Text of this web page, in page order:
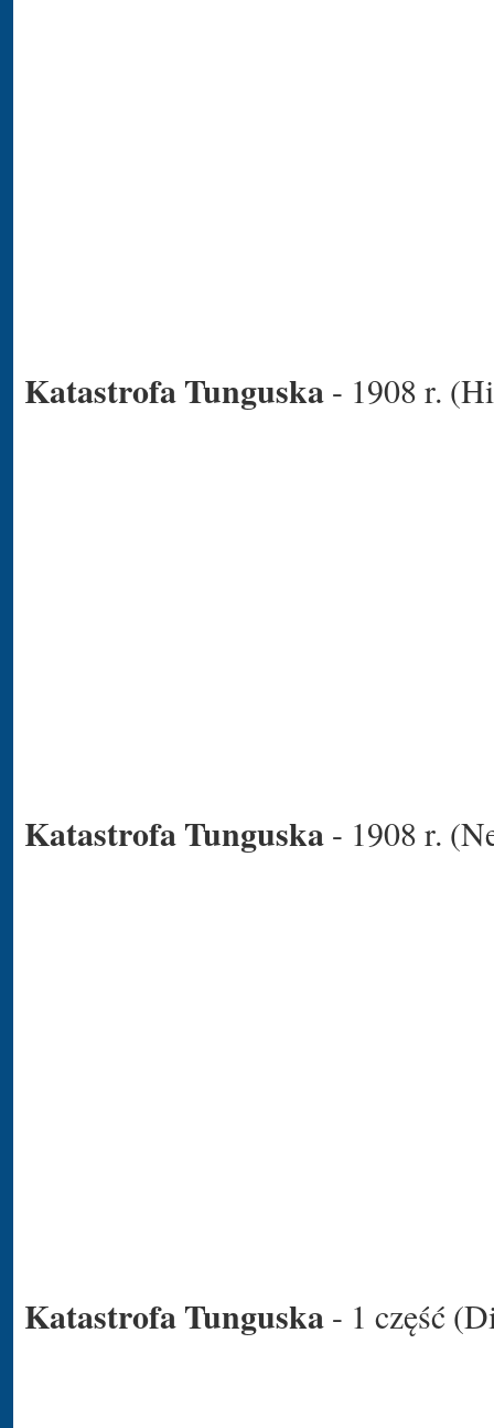
Katastrofa Tunguska - 1908 r.
Katastrofa Tunguska - 1908 r.
Katastrofa Tunguska - 1 część